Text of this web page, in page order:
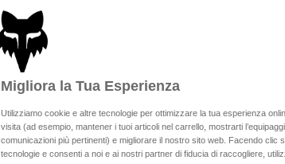
Migliora la Tua Esperienza
Utilizziamo cookie e altre tecnologie per ottimizzare la tua esperienza
visita (ad esempio, mantener i tuoi articoli nel carrello, mostrarti
comunicazioni più pertinenti) e migliorare il nostro sito web. Facendo clic
tecnologie e consenti a noi e ai nostri partner di fiducia di raccogliere,